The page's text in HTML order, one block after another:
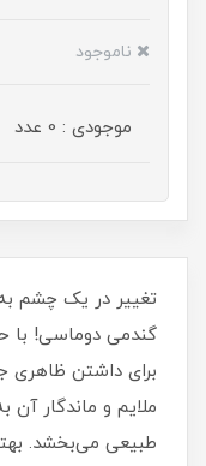
ناموجود
موجودی : 0 عدد
تغییر در یک چشم
برای داشتن ظاهری
ملایم و ماندگار
طبیعی می‌بخشد.